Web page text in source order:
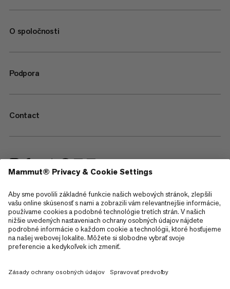
O spoločnosti
Podpora
Contact
—
Sitemap
Cookies
Právne informácie